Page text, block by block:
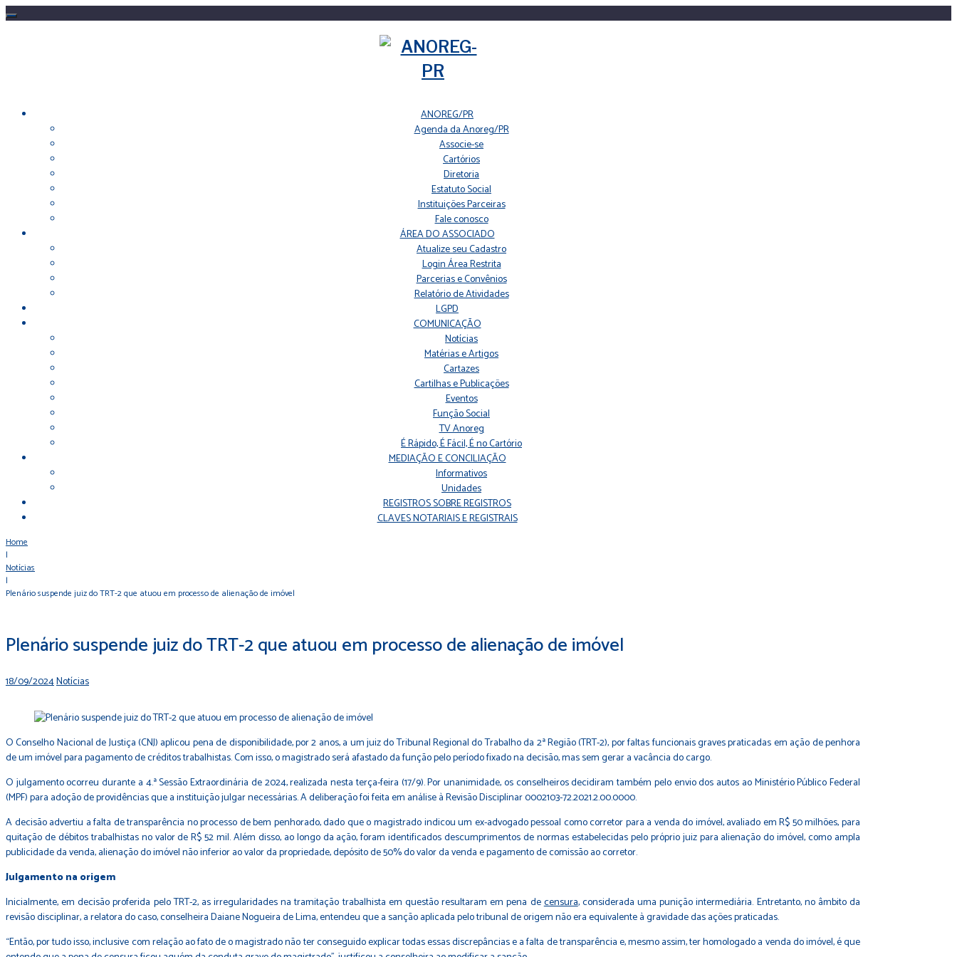
ANOREG/PR
Agenda da Anoreg/PR
Associe-se
Cartórios
Diretoria
Estatuto Social
Instituições Parceiras
Fale conosco
ÁREA DO ASSOCIADO
Atualize seu Cadastro
Login Área Restrita
Parcerias e Convênios
Relatório de Atividades
LGPD
COMUNICAÇÃO
Notícias
Matérias e Artigos
Cartazes
Cartilhas e Publicações
Eventos
Função Social
TV Anoreg
É Rápido, É Fácil, É no Cartório
MEDIAÇÃO E CONCILIAÇÃO
Informativos
Unidades
REGISTROS SOBRE REGISTROS
CLAVES NOTARIAIS E REGISTRAIS
Home
|
Notícias
|
Plenário suspende juiz do TRT-2 que atuou em processo de alienação de imóvel
Plenário suspende juiz do TRT-2 que atuou em processo de alienação de imóvel
18/09/2024Notícias
O Conselho Nacional de Justiça (CNJ) aplicou pena de disponibilidade, por 2 anos, a um juiz do Tribunal Regional do Trabalho da 2ª Região (TRT-2), por faltas funcionais graves praticadas em ação de penhora
de um imóvel para pagamento de créditos trabalhistas. Com isso, o magistrado será afastado da função pelo período fixado na decisão, mas sem gerar a vacância do cargo.
O julgamento ocorreu durante a 4.ª Sessão Extraordinária de 2024, realizada nesta terça-feira (17/9). Por unanimidade, os conselheiros decidiram também pelo envio dos autos ao Ministério Público Federal
(MPF) para adoção de providências que a instituição julgar necessárias. A deliberação foi feita em análise à Revisão Disciplinar 0002103-72.2021.2.00.0000.
A decisão advertiu a falta de transparência no processo de bem penhorado, dado que o magistrado indicou um ex-advogado pessoal como corretor para a venda do imóvel, avaliado em R$ 50 milhões, para
quitação de débitos trabalhistas no valor de R$ 52 mil. Além disso, ao longo da ação, foram identificados descumprimentos de normas estabelecidas pelo próprio juiz para alienação do imóvel, como ampla
publicidade da venda, alienação do imóvel não inferior ao valor da propriedade, depósito de 50% do valor da venda e pagamento de comissão ao corretor.
Julgamento na origem
Inicialmente, em decisão proferida pelo TRT-2, as irregularidades na tramitação trabalhista em questão resultaram em pena decensura, considerada uma punição intermediária. Entretanto, no âmbito da
revisão disciplinar, a relatora do caso, conselheira Daiane Nogueira de Lima, entendeu que a sanção aplicada pelo tribunal de origem não era equivalente à gravidade das ações praticadas.
“Então, por tudo isso, inclusive com relação ao fato de o magistrado não ter conseguido explicar todas essas discrepâncias e a falta de transparência e, mesmo assim, ter homologado a venda do imóvel, é que